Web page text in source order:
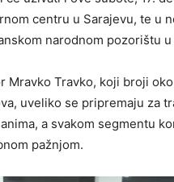
centru u Sarajevu, te u
narodnom pozorištu
Mravko Travko, koji broji oko
uveliko se pripremaju za
a svakom segmentu
pažnjom.